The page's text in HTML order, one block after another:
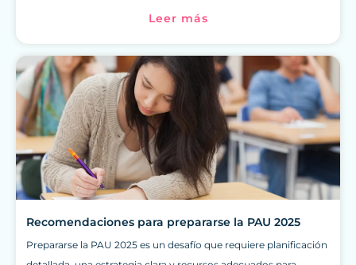
Leer más
Recomendaciones para prepararse la PAU 2025
Prepararse la PAU 2025 es un desafío que requiere planificación